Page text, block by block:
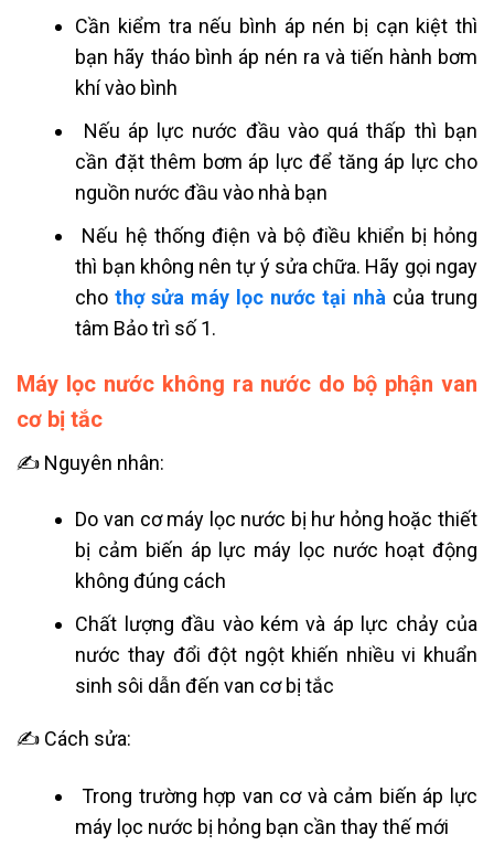
Cần kiểm tra nếu bình áp nén bị cạn kiệt thì
bạn hãy tháo bình áp nén ra và tiến hành bơm
khí vào bình
Nếu áp lực nước đầu vào quá thấp thì bạn
cần đặt thêm bơm áp lực để tăng áp lực cho
nguồn nước đầu vào nhà bạn
Nếu hệ thống điện và bộ điều khiển bị hỏng
thì bạn không nên tự ý sửa chữa. Hãy gọi ngay
chothợ sửa máy lọc nước tại nhà của trung
tâm Bảo trì số 1.
Máy lọc nước không ra nước do bộ phận van
cơ bị tắc
✍ Nguyên nhân:
Do van cơ máy lọc nước bị hư hỏng hoặc thiết
bị cảm biến áp lực máy lọc nước hoạt động
không đúng cách
Chất lượng đầu vào kém và áp lực chảy của
nước thay đổi đột ngột khiến nhiều vi khuẩn
sinh sôi dẫn đến van cơ bị tắc
✍ Cách sửa:
Trong trường hợp van cơ và cảm biến áp lực
máy lọc nước bị hỏng bạn cần thay thế mới